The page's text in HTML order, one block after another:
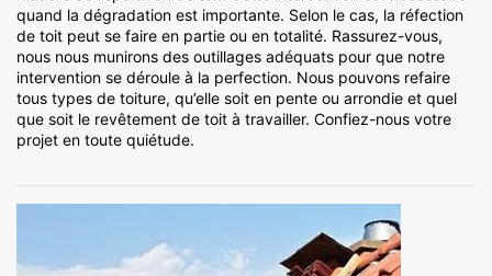
quand la dégradation est importante. Selon le cas, la réfection
de toit peut se faire en partie ou en totalité. Rassurez-vous,
nous nous munirons des outillages adéquats pour que notre
intervention se déroule à la perfection. Nous pouvons refaire
tous types de toiture, qu’elle soit en pente ou arrondie et quel
que soit le revêtement de toit à travailler. Confiez-nous votre
projet en toute quiétude.